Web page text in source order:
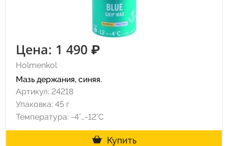
Цена: 1 490 ₽
Holmenkol
Мазь держания, синяя.
Артикул: 24218
Упаковка: 45 г
Температура: -4°…-12°C
Купить